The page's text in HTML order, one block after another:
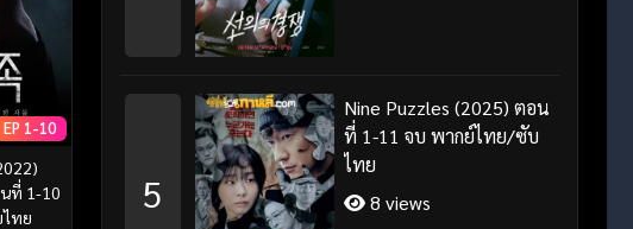
EP 1-10
ที่ 1-10
ทย
5
Nine Puzzles (2025) ตอน
ที่ 1-11 จบ พากย์ไทย/ซับ
ไทย
8 views